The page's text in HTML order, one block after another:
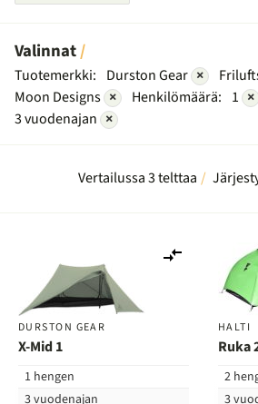
Valinnat
Tuotemerkki: Durston Gear ×
Moon Designs × Henkilömäärä: 1 ×
3 vuodenajan ×
Vertailussa 3 telttaa
DURSTON GEAR
X-Mid 1
1 hengen
3 vuodenajan
vertailuun
HALTI
Ruka
2
3